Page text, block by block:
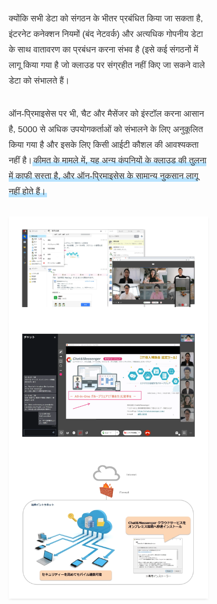
क्योंकि सभी डेटा को संगठन के भीतर प्रबंधित किया जा सकता है,
इंटरनेट कनेक्शन नियमों (बंद नेटवर्क) और अत्यधिक गोपनीय डेटा
के साथ वातावरण का प्रबंधन करना संभव है (इसे कई संगठनों में
लागू किया गया है जो क्लाउड पर संग्रहीत नहीं किए जा सकने वाले
डेटा को संभालते हैं।
ऑन-प्रिमाइसेस पर भी, चैट और मैसेंजर को इंस्टॉल करना आसान
है, 5000 से अधिक उपयोगकर्ताओं को संभालने के लिए अनुकूलित
किया गया है और इसके लिए किसी आईटी कौशल की आवश्यकता
नहीं है। कीमत के मामले में, यह अन्य कंपनियों के क्लाउड की तुलना
में काफी सस्ता है, और ऑन-प्रिमाइसेस के सामान्य नुकसान लागू
नहीं होते हैं।